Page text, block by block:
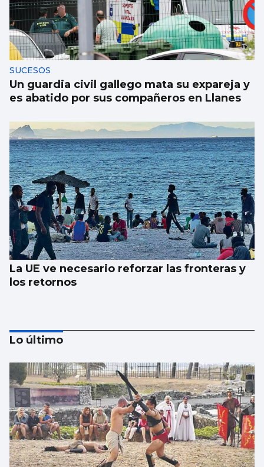
SUCESOS
Un guardia civil gallego mata su expareja y
es abatido por sus compañeros en Llanes
La UE ve necesario reforzar las fronteras y
los retornos
AVALANCHA EN LA FRONTERA
Lo último